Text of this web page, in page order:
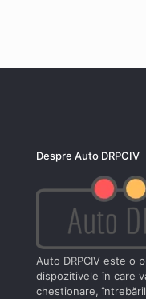
Despre Auto DRPCIV
Auto DRPCIV este o
dispozitivele în care
chestionare,